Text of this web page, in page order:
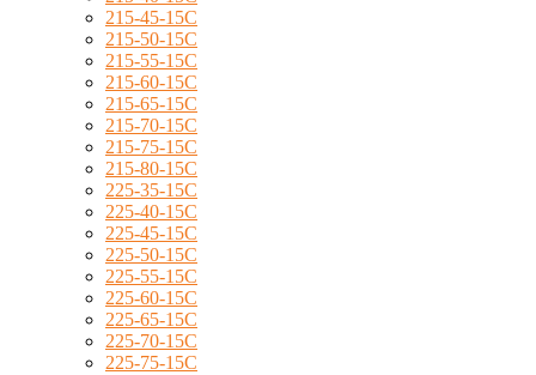
215-45-15C
215-50-15C
215-55-15C
215-60-15C
215-65-15C
215-70-15C
215-75-15C
215-80-15C
225-35-15C
225-40-15C
225-45-15C
225-50-15C
225-55-15C
225-60-15C
225-65-15C
225-70-15C
225-75-15C